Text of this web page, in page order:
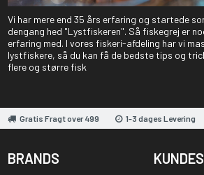
Vi har mere end 35 års erfaring og startede
dengang hed "Lystfiskeren". Så fiskegrej er
erfaring med. I vores fiskeri-afdeling har vi
lystfiskere, så du kan få de bedste tips og
flere og større fisk
Gratis Fragt over 499 1-3 dages Levering
BRANDS